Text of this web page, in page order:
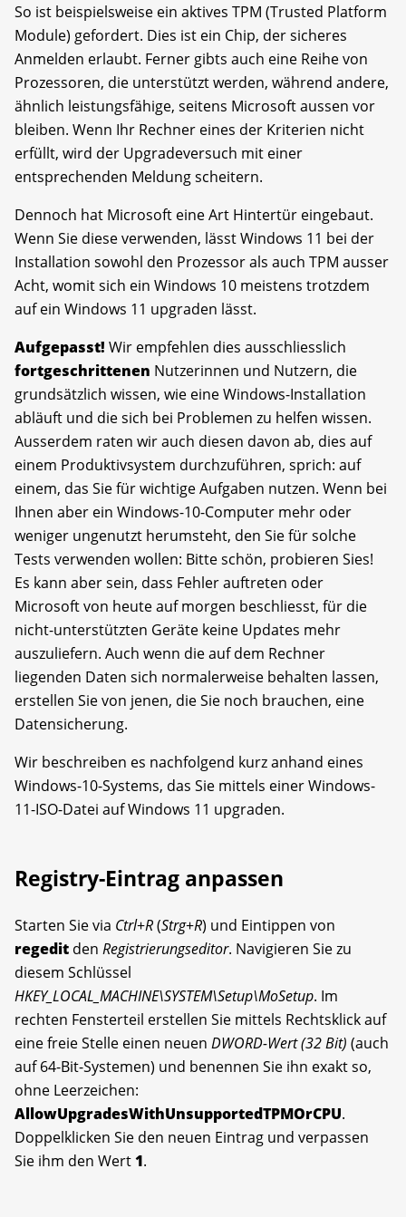
So ist beispielsweise ein aktives TPM (Trusted Platform
Module) gefordert. Dies ist ein Chip, der sicheres
Anmelden erlaubt. Ferner gibts auch eine Reihe von
Prozessoren, die unterstützt werden, während andere,
ähnlich leistungsfähige, seitens Microsoft aussen vor
bleiben. Wenn Ihr Rechner eines der Kriterien nicht
erfüllt, wird der Upgradeversuch mit einer
entsprechenden Meldung scheitern.
Dennoch hat Microsoft eine Art Hintertür eingebaut.
Wenn Sie diese verwenden, lässt Windows 11 bei der
Installation sowohl den Prozessor als auch TPM ausser
Acht, womit sich ein Windows 10 meistens trotzdem
auf ein Windows 11 upgraden lässt.
Aufgepasst! Wir empfehlen dies ausschliesslich
fortgeschrittenen Nutzerinnen und Nutzern, die
grundsätzlich wissen, wie eine Windows-Installation
abläuft und die sich bei Problemen zu helfen wissen.
Ausserdem raten wir auch diesen davon ab, dies auf
einem Produktivsystem durchzuführen, sprich: auf
einem, das Sie für wichtige Aufgaben nutzen. Wenn bei
Ihnen aber ein Windows-10-Computer mehr oder
weniger ungenutzt herumsteht, den Sie für solche
Tests verwenden wollen: Bitte schön, probieren Sies!
Es kann aber sein, dass Fehler auftreten oder
Microsoft von heute auf morgen beschliesst, für die
nicht-unterstützten Geräte keine Updates mehr
auszuliefern. Auch wenn die auf dem Rechner
liegenden Daten sich normalerweise behalten lassen,
erstellen Sie von jenen, die Sie noch brauchen, eine
Datensicherung.
Wir beschreiben es nachfolgend kurz anhand eines
Windows-10-Systems, das Sie mittels einer Windows-
11-ISO-Datei auf Windows 11 upgraden.
Registry-Eintrag anpassen
Starten Sie via Ctrl+R(Strg+R) und Eintippen von
regedit den Registrierungseditor. Navigieren Sie zu
diesem Schlüssel
HKEY_LOCAL_MACHINE\SYSTEM\Setup\MoSetup. Im
rechten Fensterteil erstellen Sie mittels Rechtsklick auf
eine freie Stelle einen neuen DWORD-Wert (32 Bit) (auch
auf 64-Bit-Systemen) und benennen Sie ihn exakt so,
ohne Leerzeichen:
AllowUpgradesWithUnsupportedTPMOrCPU.
Doppelklicken Sie den neuen Eintrag und verpassen
Sie ihm den Wert1.